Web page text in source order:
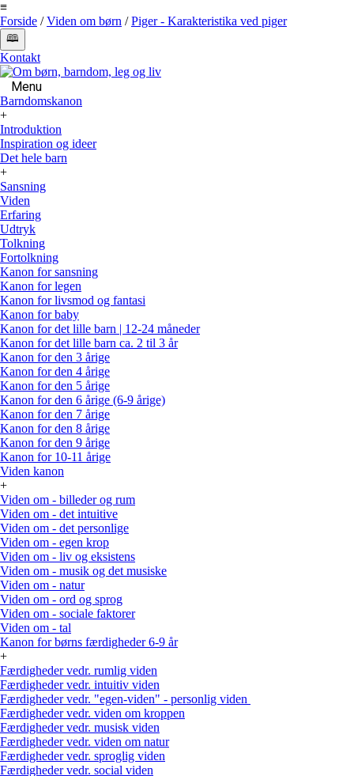
≡
Forside /Viden om børn /Piger - Karakteristika ved piger
🕮
Kontakt
Menu
Barndomskanon
+
Introduktion
Inspiration og ideer
Det hele barn
+
Sansning
Viden
Erfaring
Udtryk
Tolkning
Fortolkning
Kanon for sansning
Kanon for legen
Kanon for livsmod og fantasi
Kanon for baby
Kanon for det lille barn | 12-24 måneder
Kanon for det lille barn ca. 2 til 3 år
Kanon for den 3 årige
Kanon for den 4 årige
Kanon for den 5 årige
Kanon for den 6 årige (6-9 årige)
Kanon for den 7 årige
Kanon for den 8 årige
Kanon for den 9 årige
Kanon for 10-11 årige
Viden kanon
+
Viden om - billeder og rum
Viden om - det intuitive
Viden om - det personlige
Viden om - egen krop
Viden om - liv og eksistens
Viden om - musik og det musiske
Viden om - natur
Viden om - ord og sprog
Viden om - sociale faktorer
Viden om - tal
Kanon for børns færdigheder 6-9 år
+
Færdigheder vedr. rumlig viden
Færdigheder vedr. intuitiv viden
Færdigheder vedr. "egen-viden" - personlig viden
Færdigheder vedr. viden om kroppen
Færdigheder vedr. musisk viden
Færdigheder vedr. viden om natur
Færdigheder vedr. sproglig viden
Færdigheder vedr. social viden